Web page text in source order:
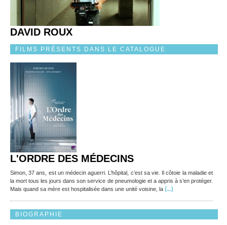
DAVID ROUX
FILMS PRÉSENTS DANS LE CATALOGUE
L'ORDRE DES MÉDECINS
Simon, 37 ans, est un médecin aguerri. L’hôpital, c’est sa vie. Il côtoie la maladie et
la mort tous les jours dans son service de pneumologie et a appris à s’en protéger.
Mais quand sa mère est hospitalisée dans une unité voisine, la (...)
BIOGRAPHIE